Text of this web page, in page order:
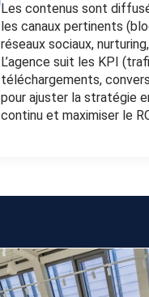
Les contenus sont
les canaux pertinents
réseaux sociaux,
L’agence suit les KPI
téléchargements,
pour ajuster la stratégie
continu et maximiser le